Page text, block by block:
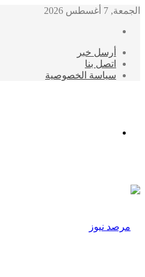
الجمعة, 7 أغسطس 2026
أرسل خبر
اتصل بنا
سياسة الخصوصية